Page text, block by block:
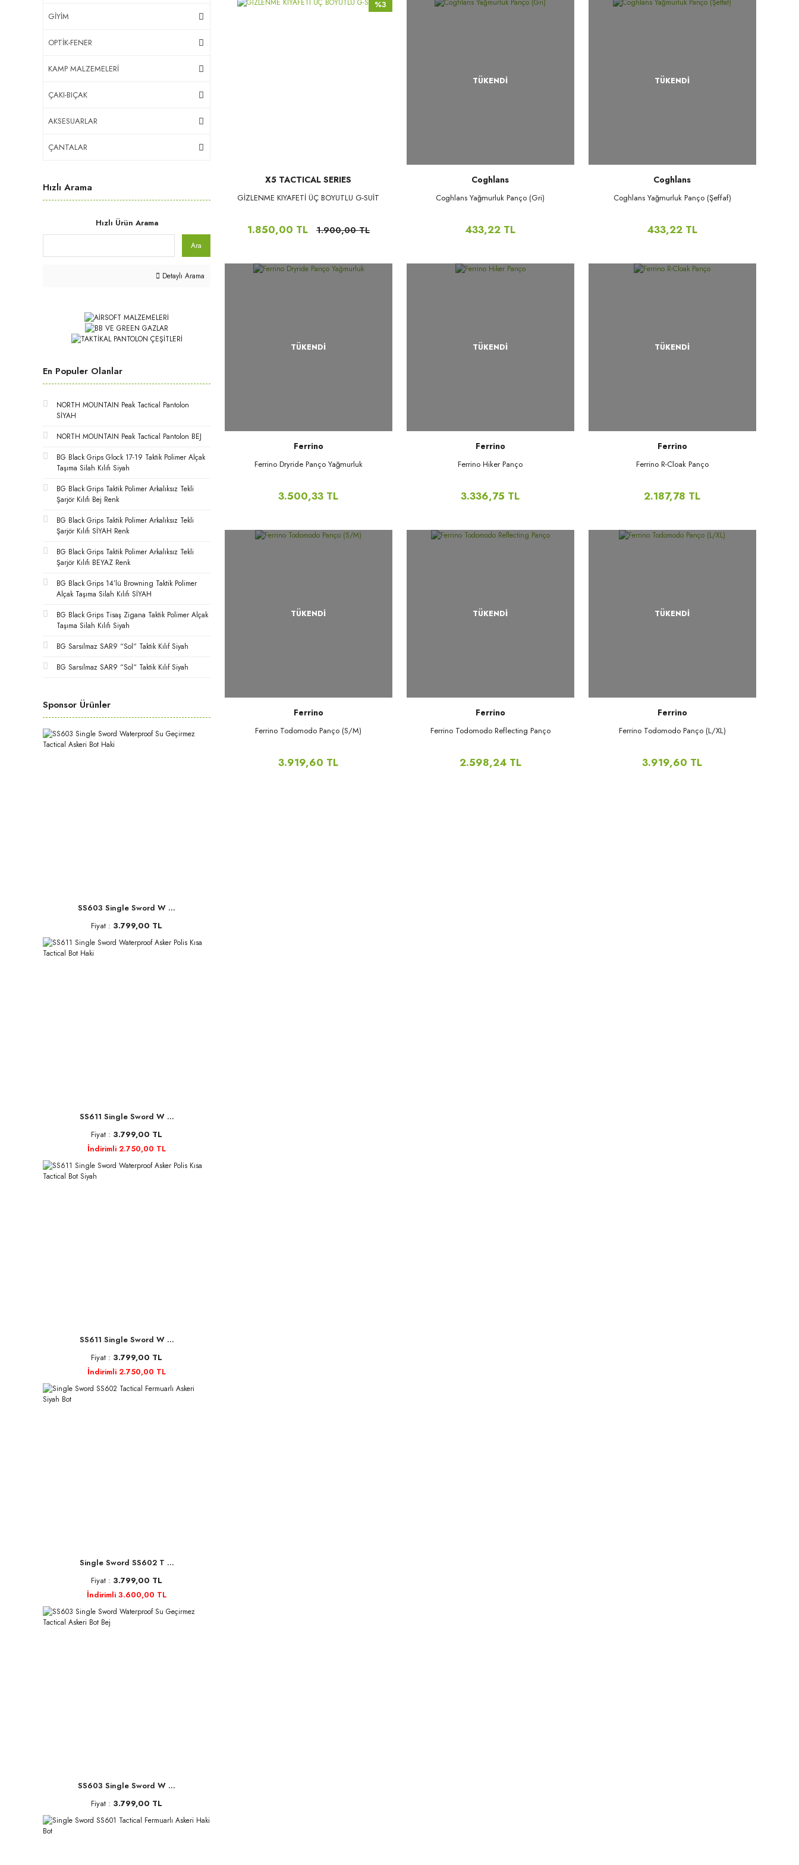
GİYİM
OPTİK-FENER
KAMP MALZEMELERİ
ÇAKI-BIÇAK
AKSESUARLAR
ÇANTALAR
Hızlı Arama
Hızlı Ürün Arama
Ara
Detaylı Arama
En Populer Olanlar
NORTH MOUNTAIN Peak Tactical Pantolon
SİYAH
NORTH MOUNTAIN Peak Tactical Pantolon BEJ
BG Black Grips Glock 17-19 Taktik Polimer Alçak
Taşıma Silah Kılıfı Siyah
BG Black Grips Taktik Polimer Arkalıksız Tekli
Şarjör Kılıfı Bej Renk
BG Black Grips Taktik Polimer Arkalıksız Tekli
Şarjör Kılıfı SİYAH Renk
BG Black Grips Taktik Polimer Arkalıksız Tekli
Şarjör Kılıfı BEYAZ Renk
BG Black Grips 14’lü Browning Taktik Polimer
Alçak Taşıma Silah Kılıfı SİYAH
BG Black Grips Tisaş Zigana Taktik Polimer Alçak
Taşıma Silah Kılıfı Siyah
BG Sarsılmaz SAR9 “Sol“ Taktik Kılıf Siyah
BG Sarsılmaz SAR9 “Sol“ Taktik Kılıf Siyah
Sponsor Ürünler
SS603 Single Sword W ...
Fiyat : 3.799,00 TL
SS611 Single Sword W ...
Fiyat : 3.799,00 TL
İndirimli 2.750,00 TL
SS611 Single Sword W ...
Fiyat : 3.799,00 TL
İndirimli 2.750,00 TL
Single Sword SS602 T ...
Fiyat : 3.799,00 TL
İndirimli 3.600,00 TL
SS603 Single Sword W ...
Fiyat : 3.799,00 TL
%3
X5 TACTICAL SERIES
GİZLENME KIYAFETİ ÜÇ BOYUTLU G-SUİT
1.850,00 TL 1.900,00 TL
TÜKENDİ
Coghlans
Coghlans Yağmurluk Panço (Gri)
433,22 TL
TÜKENDİ
Coghlans
Coghlans Yağmurluk Panço (Şeffaf)
433,22 TL
TÜKENDİ
Ferrino
Ferrino Dryride Panço Yağmurluk
3.500,33 TL
TÜKENDİ
Ferrino
Ferrino Hiker Panço
3.336,75 TL
TÜKENDİ
Ferrino
Ferrino R-Cloak Panço
2.187,78 TL
TÜKENDİ
Ferrino
Ferrino Todomodo Panço (S/M)
3.919,60 TL
TÜKENDİ
Ferrino
Ferrino Todomodo Reflecting Panço
2.598,24 TL
TÜKENDİ
Ferrino
Ferrino Todomodo Panço (L/XL)
3.919,60 TL